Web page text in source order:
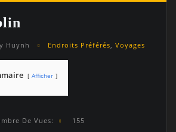
Huynh Endroits Préférés Voyages
Afficher
De Vues: 155